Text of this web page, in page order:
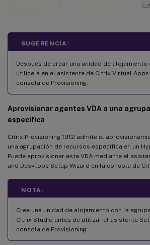
SUGERENCIA:
Después de crear una unidad de alojamiento
utilícela en el asistente de Citrix Virtual
consola de Provisioning.
Aprovisionar agentes VDA a una
específica
Citrix Provisioning 1912 admite el
una agrupación de recursos específica en un
Puede aprovisionar este VDA mediante el
and Desktops Setup Wizard en la consola de
NOTA:
Cree una unidad de alojamiento con la
Citrix Studio antes de utilizar el asistente
consola de Provisioning.